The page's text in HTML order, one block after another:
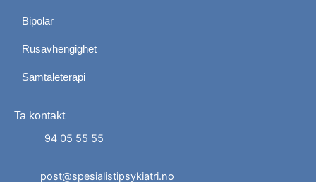
Bipolar
Rusavhengighet
Samtaleterapi
Ta kontakt
94 05 55 55
post@spesialistipsykiatri.no
Administrer dit samtykke
For at give den bedst mulige oplevelse bruger vi